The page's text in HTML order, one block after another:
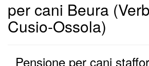
per cani Beura
Cusio-Ossola)
Pensione per cani